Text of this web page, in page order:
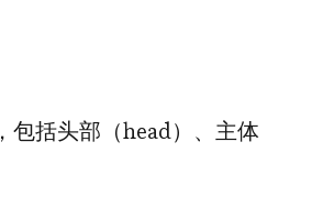
包括头部（head）、主体